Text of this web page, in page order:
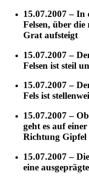
15.07.2007 – In
Felsen, über
Grat aufsteigt
15.07.2007 –
Felsen ist steil
15.07.2007 –
Fels ist
15.07.2007 –
geht es auf
Richtung Gipfel
15.07.2007 –
eine